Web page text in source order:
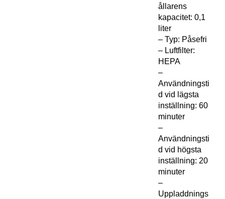
ållarens
kapacitet: 0,1
liter
– Typ: Påsefri
– Luftfilter:
HEPA
–
Användningsti
d vid lägsta
inställning: 60
minuter
–
Användningsti
d vid högsta
inställning: 20
minuter
–
Uppladdnings